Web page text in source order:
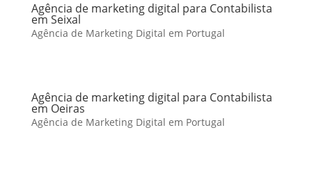
Agência de marketing digital para Contabilista
em Seixal
Agência de Marketing Digital em Portugal
Agência de marketing digital para Contabilista
em Oeiras
Agência de Marketing Digital em Portugal